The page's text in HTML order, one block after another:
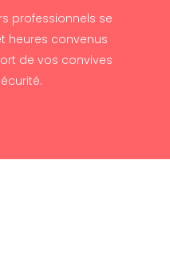
professionnels se
heures convenus
de vos convives